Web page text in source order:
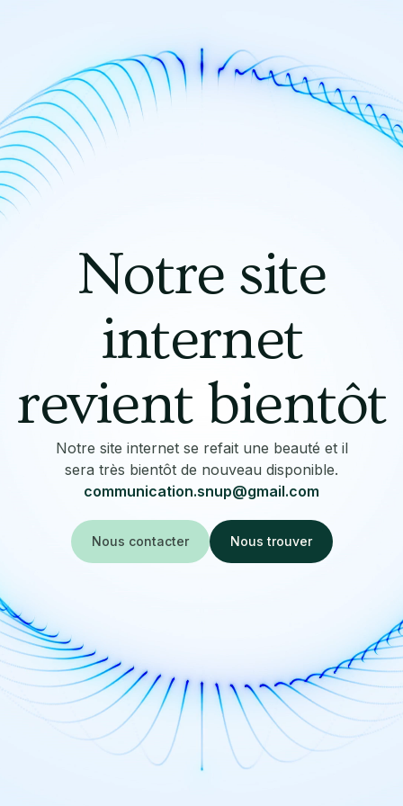
Notre site
internet
revient bientôt
Notre site internet se refait une beauté et il
sera très bientôt de nouveau disponible.
communication.snup@gmail.com
Nous contacter Nous trouver